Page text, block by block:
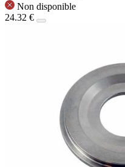
Non disponible
24.32 €